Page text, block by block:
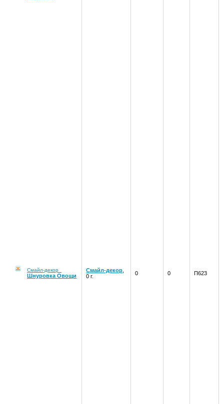
Смайл-декор
Шнуровка Овощи
Смайл-декор
0 г.
0 0 П623